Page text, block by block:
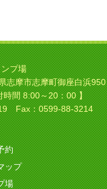
ですね！
たね！春
ですね！
節ですね！
プ場
志摩市志摩町御座白浜950
時間 8:00～20：00 】
Fax：0599-88-3214
約
ップ
場